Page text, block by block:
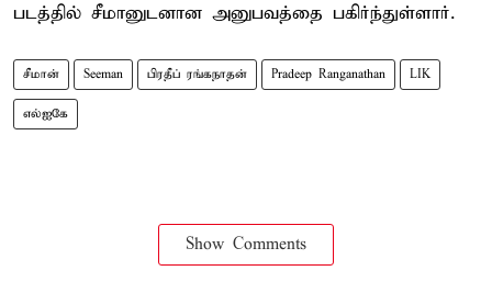
படத்தில் சீமானுடனான அனுபவத்தை பகிர்ந்துள்ளார்.
சீமான் Seeman பிரதீப் ரங்கநாதன் Pradeep Ranganathan LIK
எல்ஐகே
Show Comments